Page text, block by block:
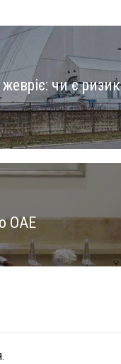
чи є ризик
ОАЕ
.